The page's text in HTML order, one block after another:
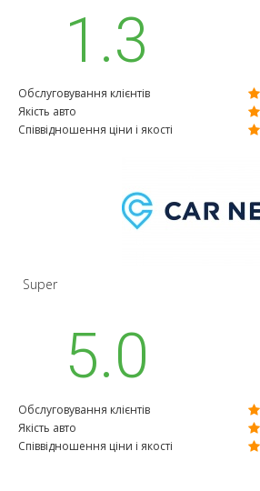
klienta który będzie miał za chwilę dwa
ocena bardzo niska dla Auto Czarter
1.3
Обслуговування клієнтів
Якість авто
Співвідношення ціни і якості
Super
5.0
Обслуговування клієнтів
Якість авто
Співвідношення ціни і якості